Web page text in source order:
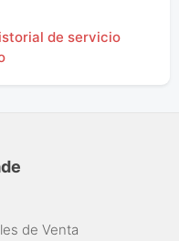
de servicio
de Venta